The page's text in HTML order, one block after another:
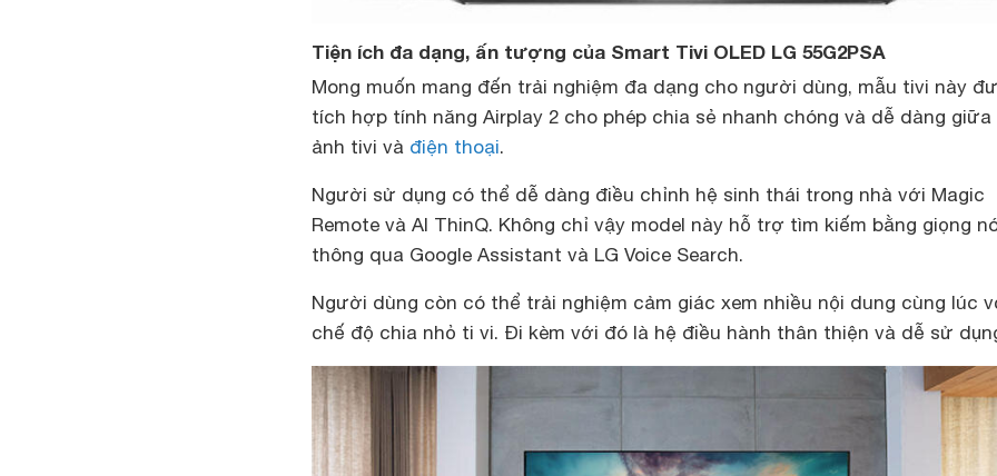
Tiện ích đa dạng, ấn tượng của Smart Tivi OLED LG 55G2PSA
Mong muốn mang đến trải nghiệm đa dạng cho người dùng, mẫu tivi này
tích hợp tính năng Airplay 2 cho phép chia sẻ nhanh chóng và dễ dàng giữa
ảnh tivi và điện thoại.
Người sử dụng có thể dễ dàng điều chỉnh hệ sinh thái trong nhà với Magic
Remote và Al ThinQ. Không chỉ vậy model này hỗ trợ tìm kiếm bằng giọng
thông qua Google Assistant và LG Voice Search.
Người dùng còn có thể trải nghiệm cảm giác xem nhiều nội dung cùng lúc
chế độ chia nhỏ ti vi. Đi kèm với đó là hệ điều hành thân thiện và dễ sử